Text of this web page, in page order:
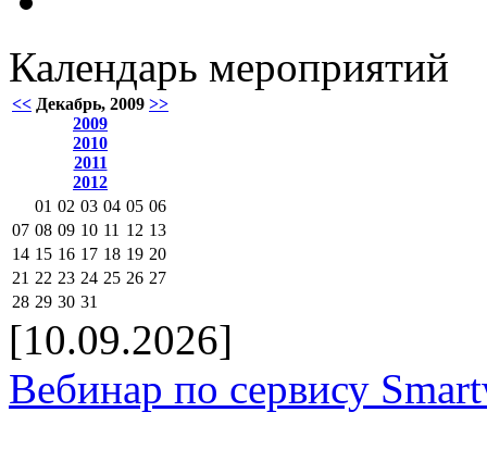
Календарь мероприятий
<< Декабрь, 2009 >>
2009
2010
2011
2012
01 02 03 04 05 06
07 08 09 10 11 12 13
14 15 16 17 18 19 20
21 22 23 24 25 26 27
28 29 30 31
[10.09.2026]
Вебинар по сервису